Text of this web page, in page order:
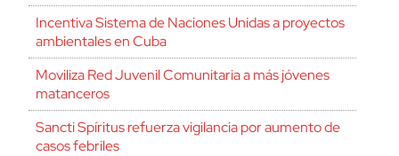
Incentiva Sistema de Naciones Unidas a proyectos
ambientales en Cuba
Moviliza Red Juvenil Comunitaria a más jóvenes
matanceros
Sancti Spíritus refuerza vigilancia por aumento de
casos febriles